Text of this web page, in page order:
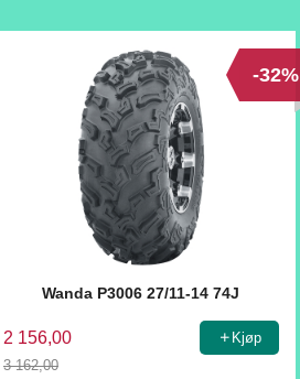
Wanda P3006 27/11-14 74J
2 156,00
3 162,00
-32%
Kjøp